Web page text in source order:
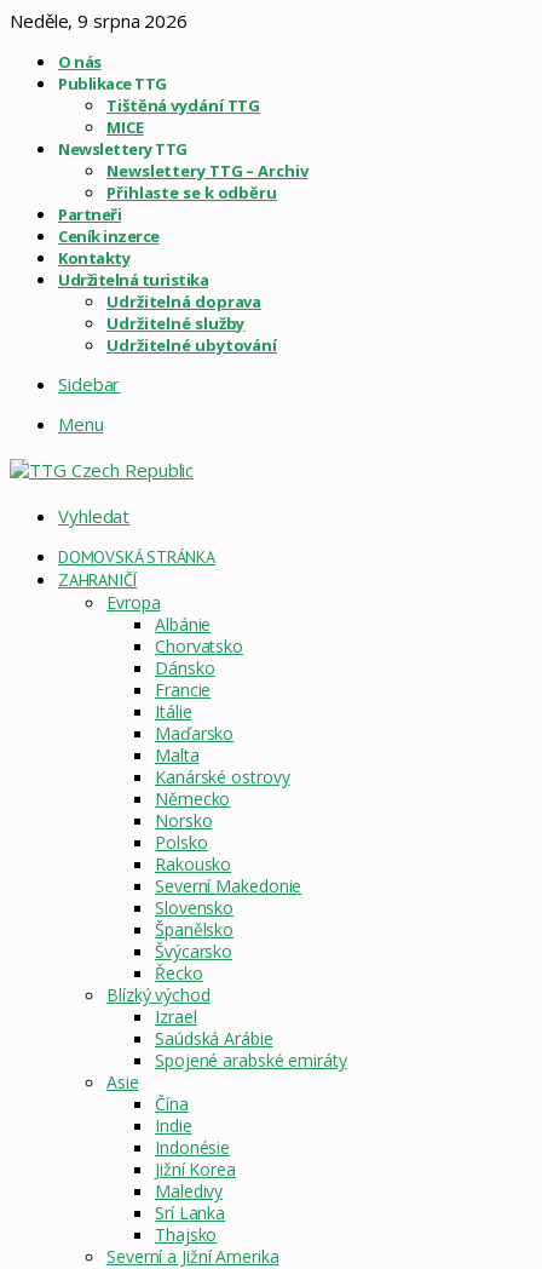
Neděle, 9 srpna 2026
O nás
Publikace TTG
Tištěná vydání TTG
MICE
Newslettery TTG
Newslettery TTG – Archiv
Přihlaste se k odběru
Partneři
Ceník inzerce
Kontakty
Udržitelná turistika
Udržitelná doprava
Udržitelné služby
Udržitelné ubytování
Sidebar
Menu
Vyhledat
DOMOVSKÁ STRÁNKA
ZAHRANIČÍ
Evropa
Albánie
Chorvatsko
Dánsko
Francie
Itálie
Maďarsko
Malta
Kanárské ostrovy
Německo
Norsko
Polsko
Rakousko
Severní Makedonie
Slovensko
Španělsko
Švýcarsko
Řecko
Blízký východ
Izrael
Saúdská Arábie
Spojené arabské emiráty
Asie
Čína
Indie
Indonésie
Jižní Korea
Maledivy
Srí Lanka
Thajsko
Severní a Jižní Amerika